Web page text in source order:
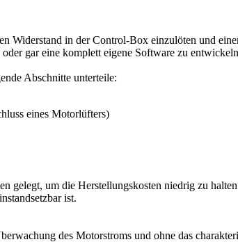
Widerstand in der Control-Box einzulöten und
gar eine komplett eigene Software zu
Abschnitte unterteile:
eines Motorlüfters)
gelegt, um die Herstellungskosten niedrig zu
ist.
des Motorstroms und ohne das